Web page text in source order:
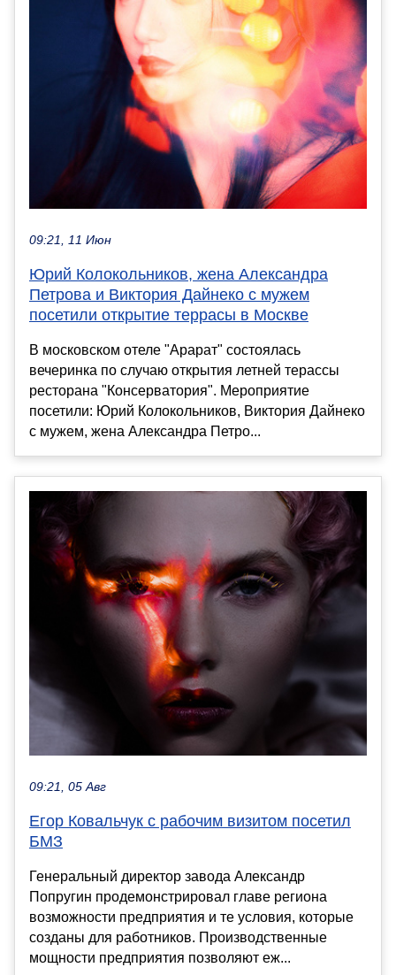
09:21, 11 Июн
Юрий Колокольников, жена Александра
Петрова и Виктория Дайнеко с мужем
посетили открытие террасы в Москве
В московском отеле "Арарат" состоялась
вечеринка по случаю открытия летней терассы
ресторана "Консерватория". Мероприятие
посетили: Юрий Колокольников, Виктория Дайнеко
с мужем, жена Александра Петро...
09:21, 05 Авг
Егор Ковальчук с рабочим визитом посетил
БМЗ
Генеральный директор завода Александр
Попругин продемонстрировал главе региона
возможности предприятия и те условия, которые
созданы для работников. Производственные
мощности предприятия позволяют еж...